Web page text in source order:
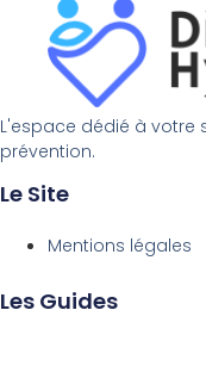
L'espace dédié à votre
prévention.
Le Site
Mentions légales
Les Guides